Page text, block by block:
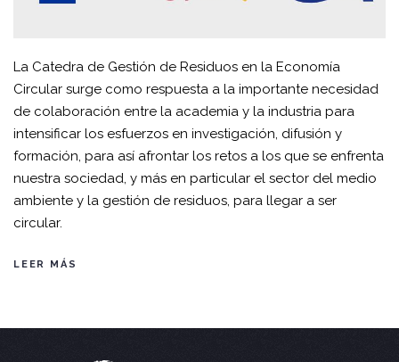
La Catedra de Gestión de Residuos en la Economía
Circular surge como respuesta a la importante necesidad
de colaboración entre la academia y la industria para
intensificar los esfuerzos en investigación, difusión y
formación, para así afrontar los retos a los que se enfrenta
nuestra sociedad, y más en particular el sector del medio
ambiente y la gestión de residuos, para llegar a ser
circular.
LEER MÁS